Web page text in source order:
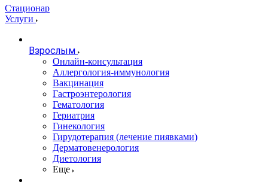
Стационар
Услуги
Взрослым
Онлайн-консультация
Аллергология-иммунология
Вакцинация
Гастроэнтерология
Гематология
Гериатрия
Гинекология
Гирудотерапия (лечение пиявками)
Дерматовенерология
Диетология
Еще